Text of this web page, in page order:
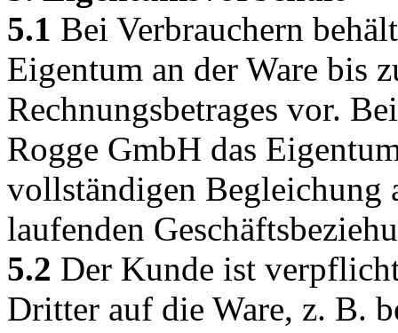
5.1 Bei Verbrauchern
Eigentum an der Ware bis
Rechnungsbetrages vor.
Rogge GmbH das
vollständigen Begleichung
laufenden
5.2 Der Kunde ist
Dritter auf die Ware, z. B.